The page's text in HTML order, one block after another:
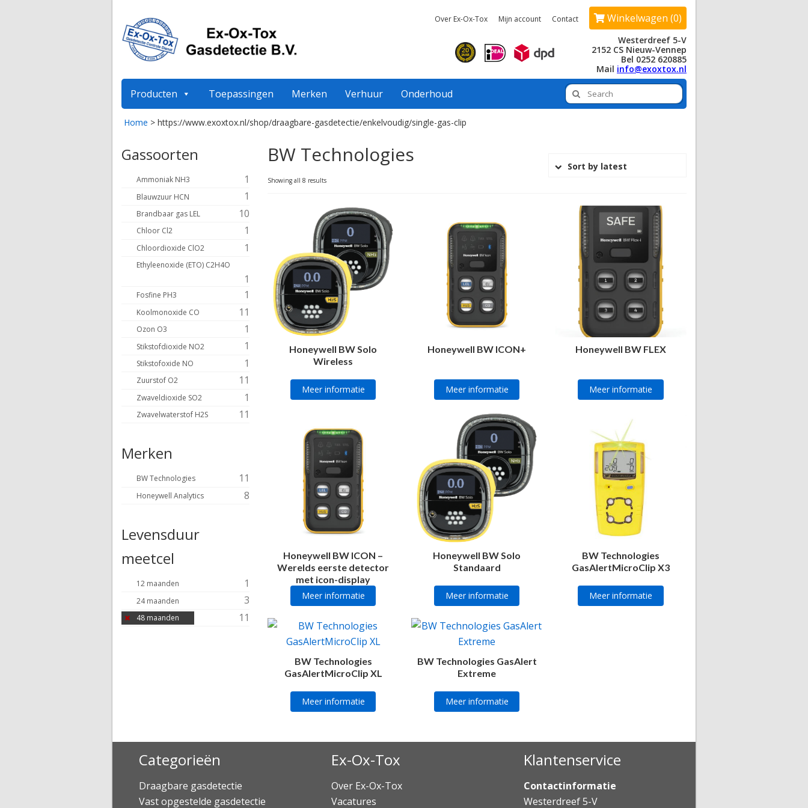
Winkelwagen (0)
Over Ex-Ox-Tox Mijn account Contact
Westerdreef 5-V
2152 CS Nieuw-Vennep
Bel 0252 620885
Mail info@exoxtox.nl
Producten Toepassingen Merken Verhuur Onderhoud
Home >https://www.exoxtox.nl/shop/draagbare-gasdetectie/enkelvoudig/single-gas-clip
Sort by latest
BW Technologies
Showing all 8 results
Honeywell BW Solo
Wireless
Meer informatie
Honeywell BW ICON+
Meer informatie
Honeywell BW FLEX
Meer informatie
Honeywell BW ICON –
Werelds eerste detector
met icon-display
Meer informatie
Honeywell BW Solo
Standaard
Meer informatie
BW Technologies
GasAlertMicroClip X3
Meer informatie
BW Technologies
GasAlertMicroClip XL
Meer informatie
BW Technologies GasAlert
Extreme
Meer informatie
Gassoorten
Ammoniak NH3 1
Blauwzuur HCN 1
Brandbaar gas LEL 10
Chloor Cl2 1
Chloordioxide ClO2 1
Ethyleenoxide (ETO) C2H4O
1
Fosfine PH3 1
Koolmonoxide CO 11
Ozon O3 1
Stikstofdioxide NO2 1
Stikstofoxide NO 1
Zuurstof O2 11
Zwaveldioxide SO2 1
Zwavelwaterstof H2S 11
Merken
BW Technologies 11
Honeywell Analytics 8
Levensduur
meetcel
12 maanden 1
24 maanden 3
48 maanden 11
Categorieën
Draagbare gasdetectie
Vast opgestelde gasdetectie
Ex-Ox-Tox
Over Ex-Ox-Tox
Vacatures
Klantenservice
Contactinformatie
Westerdreef 5-V